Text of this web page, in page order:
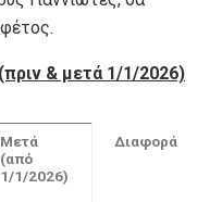
& μετά 1/1/2026)
Μετά
(από
1/1/2026)
Διαφορά